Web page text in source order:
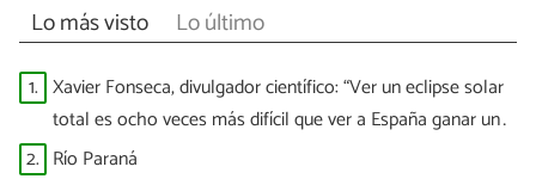
Lo más visto Lo último
1. Xavier Fonseca, divulgador científico: “Ver un eclipse solar
total es ocho veces más difícil que ver a España ganar un
Mundial”
2. Río Paraná